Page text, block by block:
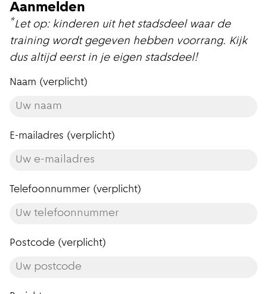
Aanmelden
*Let op: kinderen uit het stadsdeel waar de
training wordt gegeven hebben voorrang. Kijk
dus altijd eerst in je eigen stadsdeel!
Naam (verplicht)
E-mailadres (verplicht)
Telefoonnummer (verplicht)
Postcode (verplicht)